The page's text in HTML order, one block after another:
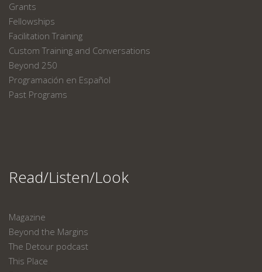
Grants
Fellowships
Facilitation Training
Custom Training and Conversations
Beyond 250
Programación en Español
Past Programs
Read/Listen/Look
Magazine
Beyond the Margins
The Detour podcast
This Place